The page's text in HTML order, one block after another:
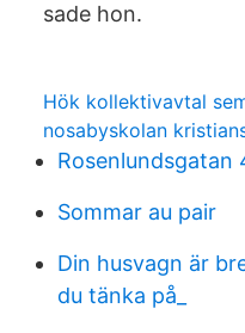
sade hon.
Hök kollektivavtal
nosabyskolan
Rosenlundsgatan
Sommar au pair
Din husvagn är
du tänka på_